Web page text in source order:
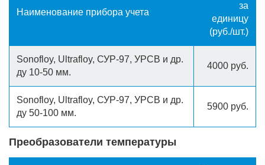
Наименование прибора учета
за
единицу
(руб./шт.)
Sonofloy, Ultrafloy, СУР-97, УРСВ и др.
ду 10-50 мм.
4000 руб.
Sonofloy, Ultrafloy, СУР-97, УРСВ и др.
ду 50-100 мм.
5900 руб.
Преобразователи температуры